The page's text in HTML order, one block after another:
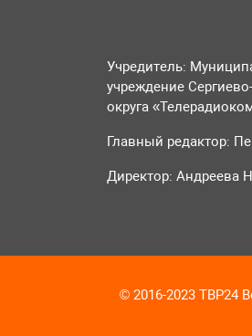
Учредитель:
учреждение
округа
Главный редактор:
Директор: Андреева
© 2016-2023 ТВР24